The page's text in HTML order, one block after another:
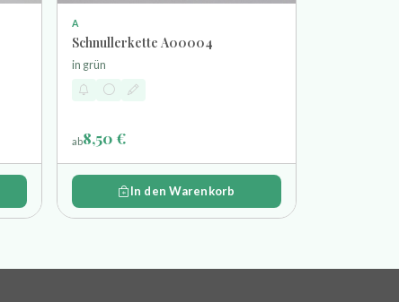
A
Schnullerkette A00004
in grün
ab8,50 €
In den Warenkorb